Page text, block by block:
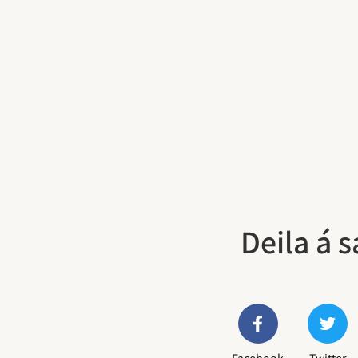
Deila á